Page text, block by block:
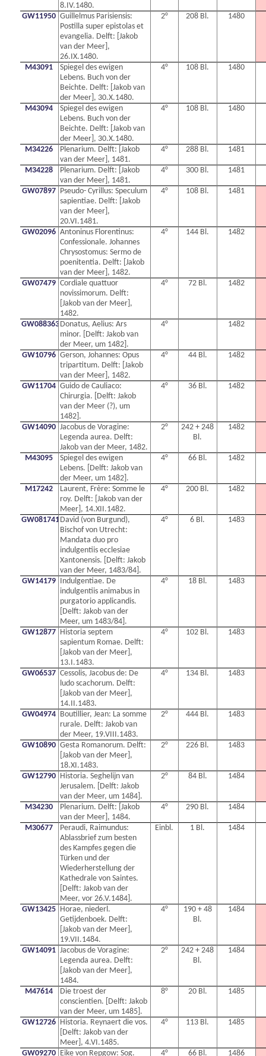
8.IV.1480.
GW11950 Guillelmus Parisiensis:
Postilla super epistolas et
evangelia. Delft: [Jakob
van der Meer],
26.IX.1480.
2° 208 Bl. 1480
M43091
Spiegel des ewigen
Lebens. Buch von der
Beichte. Delft: [Jakob van
der Meer], 30.X.1480.
4° 108 Bl. 1480
M43094
Spiegel des ewigen
Lebens. Buch von der
Beichte. Delft: [Jakob van
der Meer], 30.X.1480.
4° 108 Bl. 1480
M34226
Plenarium. Delft: [Jakob
van der Meer], 1481.
4° 288 Bl. 1481
M34228
Plenarium. Delft: [Jakob
van der Meer], 1481.
4° 300 Bl. 1481
GW07897 Pseudo- Cyrillus: Speculum
sapientiae. Delft: [Jakob
van der Meer],
20.VI.1481.
4° 108 Bl. 1481
GW02096 Antoninus Florentinus:
Confessionale. Johannes
Chrysostomus: Sermo de
poenitentia. Delft: [Jakob
van der Meer], 1482.
4° 144 Bl. 1482
GW07479 Cordiale quattuor
novissimorum. Delft:
[Jakob van der Meer],
1482.
4° 72 Bl. 1482
GW0883630NDonatus, Aelius: Ars
minor. [Delft: Jakob van
der Meer, um 1482].
4° 1482
GW10796 Gerson, Johannes: Opus
tripartitum. Delft: [Jakob
van der Meer], 1482.
4° 44 Bl. 1482
GW11704 Guido de Cauliaco:
Chirurgia. [Delft: Jakob
van der Meer (?), um
1482].
4° 36 Bl. 1482
GW14090 Jacobus de Voragine:
Legenda aurea. Delft:
Jakob van der Meer, 1482.
2°
242 + 248
Bl.
1482
M43095
Spiegel des ewigen
Lebens. [Delft: Jakob van
der Meer, um 1482].
4° 66 Bl. 1482
M17242
Laurent, Frère: Somme le
roy. Delft: [Jakob van der
Meer], 14.XII.1482.
4° 200 Bl. 1482
GW0817410NDavid (von Burgund),
Bischof von Utrecht:
Mandata duo pro
indulgentiis ecclesiae
Xantonensis. [Delft: Jakob
van der Meer, 1483/84].
4° 6 Bl. 1483
GW14179
Indulgentiae. De
indulgentiis animabus in
purgatorio applicandis.
[Delft: Jakob van der
Meer, um 1483/84].
4° 18 Bl. 1483
GW12877 Historia septem
sapientum Romae. Delft:
[Jakob van der Meer],
13.I.1483.
4° 102 Bl. 1483
GW06537 Cessolis, Jacobus de: De
ludo scachorum. Delft:
[Jakob van der Meer],
14.II.1483.
4° 134 Bl. 1483
GW04974 Boutillier, Jean: La somme
rurale. Delft: Jakob van
der Meer, 19.VIII.1483.
2° 444 Bl. 1483
GW10890 Gesta Romanorum. Delft:
[Jakob van der Meer],
18.XI.1483.
2° 226 Bl. 1483
GW12790 Historia. Seghelijn van
Jerusalem. [Delft: Jakob
van der Meer, um 1484].
2° 84 Bl. 1484
M34230
Plenarium. Delft: [Jakob
van der Meer], 1484.
4° 290 Bl. 1484
M30677
Peraudi, Raimundus:
Ablassbrief zum besten
des Kampfes gegen die
Türken und der
Wiederherstellung der
Kathedrale von Saintes.
[Delft: Jakob van der
Meer, vor 26.V.1484].
Einbl. 1 Bl. 1484
GW13425 Horae, niederl.
Getijdenboek. Delft:
[Jakob van der Meer],
19.VII.1484.
4°
190 + 48
Bl.
1484
GW14091 Jacobus de Voragine:
Legenda aurea. Delft:
[Jakob van der Meer],
1484.
2°
242 + 248
Bl.
1484
M47614
Die troest der
conscientien. [Delft: Jakob
van der Meer, um 1485].
8° 20 Bl. 1485
GW12726 Historia. Reynaert die vos.
[Delft: Jakob van der
Meer], 4.VI.1485.
4° 113 Bl. 1485
GW09270 Eike von Repgow: Sog. 4° 66 Bl. 1486